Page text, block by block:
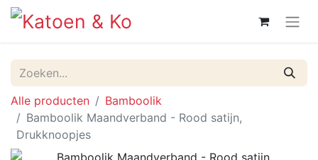
Alle producten
Bamboolik
Bamboolik Maandverband - Rood satijn,
Drukknoopjes